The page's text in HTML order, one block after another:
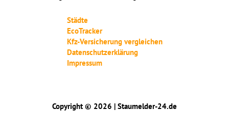
Städte
EcoTracker
Kfz-Versicherung vergleichen
Datenschutzerklärung
Impressum
Copyright © 2026 | Staumelder-24.de